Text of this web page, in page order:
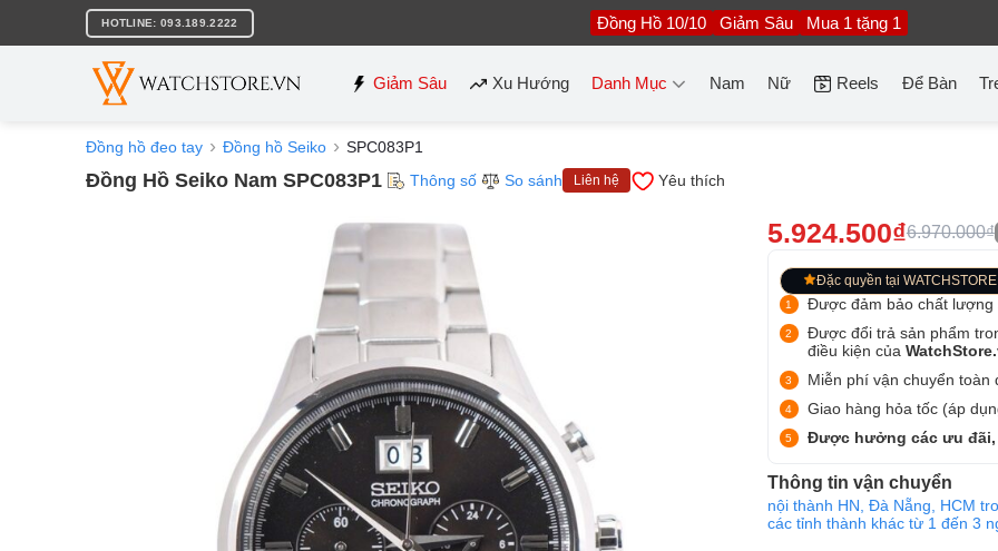
nội
HOTLINE: 093.189.2222 Đồng Hồ 10/10 Giảm Sâu Mua 1 tặng 1
Giảm Sâu Xu Hướng Danh Mục Nam Nữ Reels Để Bàn
Đồng hồ đeo tay Đồng hồ Seiko SPC083P1
Đồng Hồ Seiko Nam SPC083P1 Thông số So sánh Liên hệ Yêu thích
5.924.500₫6.970.000₫
Đặc quyền tại WATCHSTORE
Được đảm bảo chất lượng
Được đổi trả sản phẩm
điều kiện của
Miễn phí vận chuyển toàn
Giao hàng hỏa tốc (áp
Được hưởng các ưu đãi,
Thông tin vận chuyển
nội thành HN, Đà Nẵng, HCM
các tỉnh thành khác từ 1 đến 3